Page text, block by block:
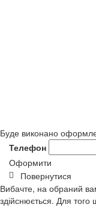
Буде виконано
Телефон
Оформити
Повернутися
Вибачте, на обраний
здійснюється. Для